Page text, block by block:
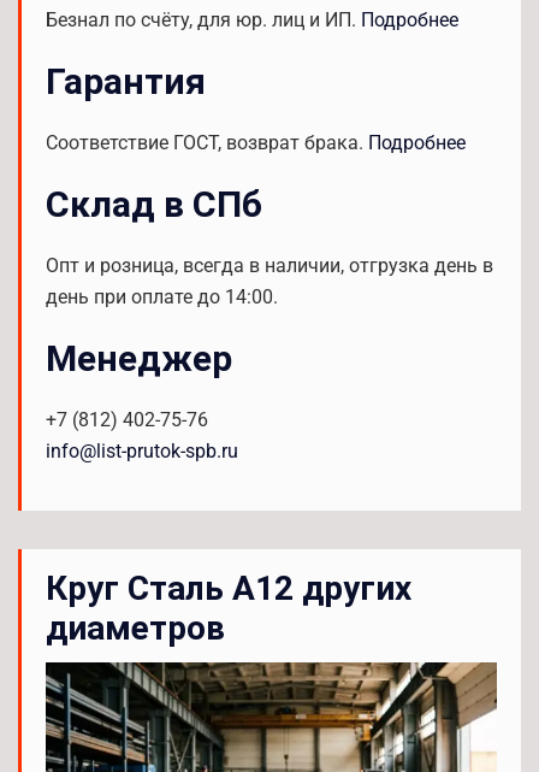
Безнал по счёту, для юр. лиц и ИП. Подробнее
Гарантия
Соответствие ГОСТ, возврат брака. Подробнее
Склад в СПб
Опт и розница, всегда в наличии, отгрузка день в
день при оплате до 14:00.
Менеджер
+7 (812) 402-75-76
info@list-prutok-spb.ru
Круг Сталь А12 других
диаметров